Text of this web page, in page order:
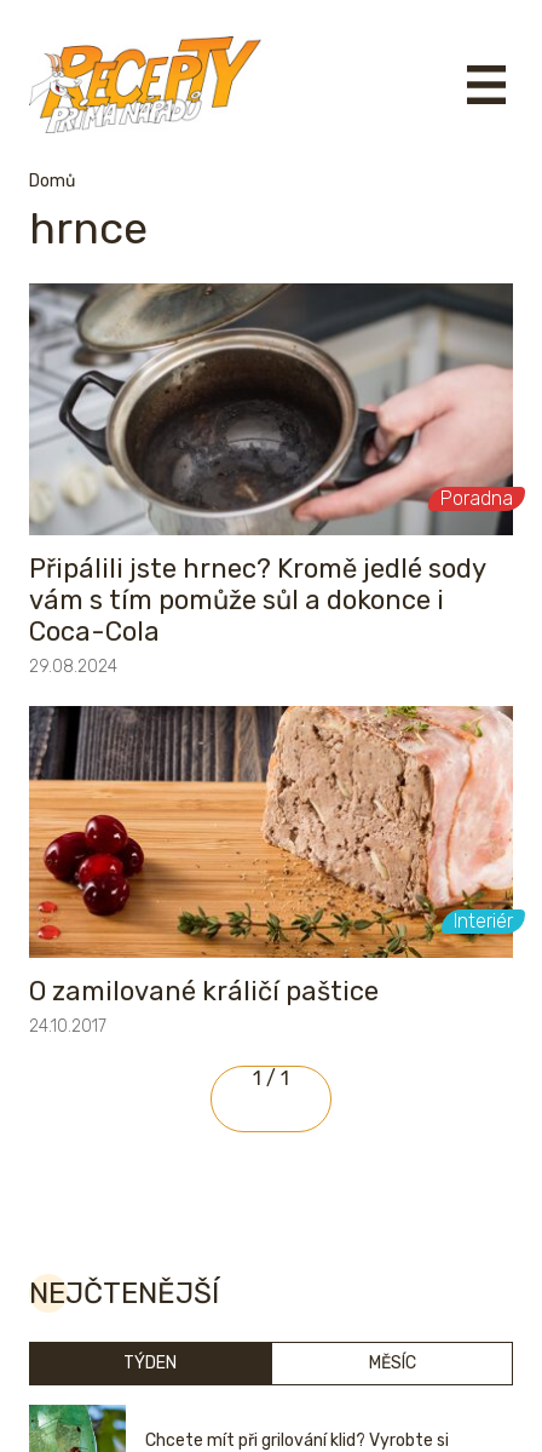
Domů
hrnce
Poradna
Připálili jste hrnec? Kromě jedlé sody
vám s tím pomůže sůl a dokonce i
Coca-Cola
29.08.2024
Interiér
O zamilované králičí paštice
24.10.2017
1 / 1
NEJČTENĚJŠÍ
TÝDEN MĚSÍC
Chcete mít při grilování klid? Vyrobte si